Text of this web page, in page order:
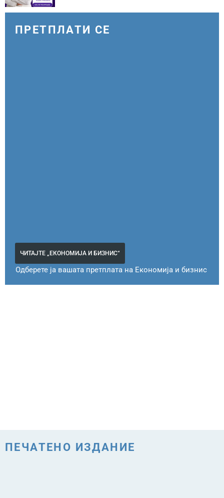
ПРЕТПЛАТИ СЕ
ЧИТАЈТЕ „ЕКОНОМИЈА И БИЗНИС“
Одберете ја вашата претплата на Економија и бизнис
ПЕЧАТЕНО ИЗДАНИЕ